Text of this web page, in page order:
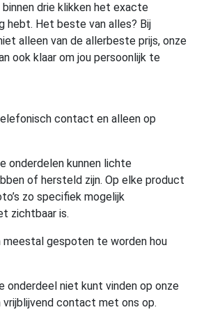
binnen drie klikken het exacte
hebt. Het beste van alles? Bij
alleen van de allerbeste prijs, onze
ook klaar om jou persoonlijk te
contact en alleen op
onderdelen kunnen lichte
of hersteld zijn. Op elke product
zo specifiek mogelijk
zichtbaar is.
meestal gespoten te worden hou
onderdeel niet kunt vinden op onze
contact met ons op.